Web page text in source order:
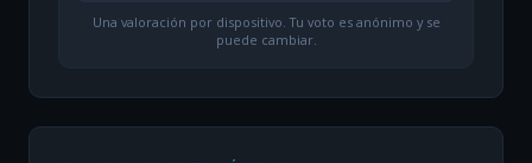
Una valoración por dispositivo. Tu voto es anónimo y se
puede cambiar.